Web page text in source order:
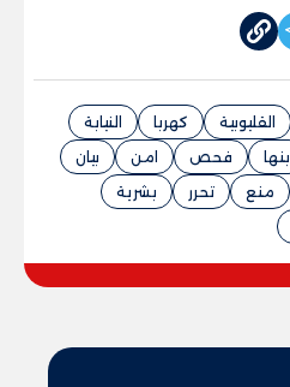
القليوبية كهربا
النيابة
بنها فحص امن
بيان
منع تحرر
بشرية